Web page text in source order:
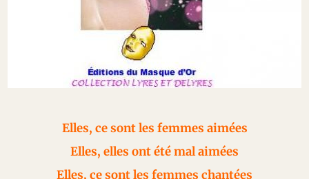
Elles, ce sont les femmes aimées
Elles, elles ont été mal aimées
Elles, ce sont les femmes chantées